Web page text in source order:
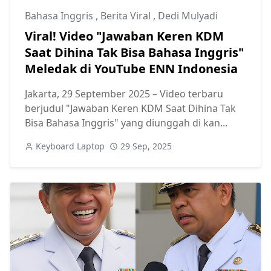
Bahasa Inggris , Berita Viral , Dedi Mulyadi
Viral! Video "Jawaban Keren KDM
Saat Dihina Tak Bisa Bahasa Inggris"
Meledak di YouTube ENN Indonesia
Jakarta, 29 September 2025 – Video terbaru
berjudul "Jawaban Keren KDM Saat Dihina Tak
Bisa Bahasa Inggris" yang diunggah di kan...
Keyboard Laptop 29 Sep, 2025